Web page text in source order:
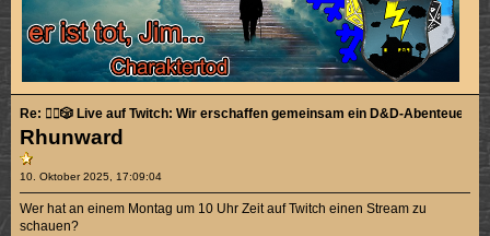
Rhunward
10. Oktober 2025, 17:09:04
Re: 🧙‍♂️🎲 Live auf Twitch: Wir erschaffen gemeinsam ein D&D-Abenteuer!
Wer hat an einem Montag um 10 Uhr Zeit auf Twitch einen Stream zu
schauen?